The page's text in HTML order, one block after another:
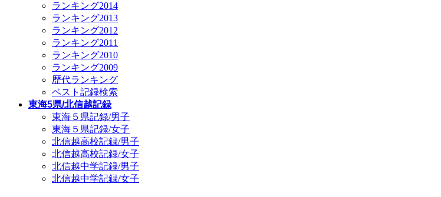
ランキング2014
ランキング2013
ランキング2012
ランキング2011
ランキング2010
ランキング2009
歴代ランキング
ベスト記録検索
東海5県/北信越記録
東海５県記録/男子
東海５県記録/女子
北信越高校記録/男子
北信越高校記録/女子
北信越中学記録/男子
北信越中学記録/女子